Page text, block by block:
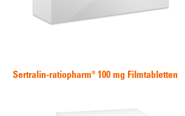
Sertralin-ratiopharm® 100 mg Filmtabletten